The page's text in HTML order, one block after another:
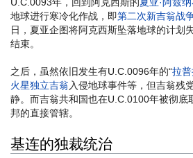
地球进行寒冷化作战，即第二次新吉翁战
日，夏亚企图将阿克西斯坠落地球的计划
结束。
之后，虽然依旧发生有U.C.0096年的“拉
火星独立吉翁 入侵地球事件等，但吉翁残
静。而吉翁共和国也在U.C.0100年被彻底
邦的直接管辖。
基连的独裁统治